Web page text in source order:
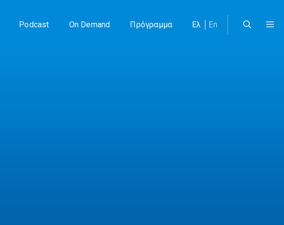
Podcast On Demand Πρόγραμμα Ελ En